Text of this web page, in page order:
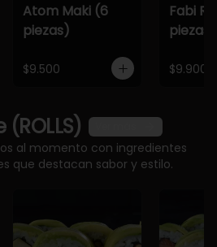
Atom Maki (6
piezas)
$9.500
Fabi
piezas)
$9.900
al momento con ingredientes
que destacan sabor y estilo.